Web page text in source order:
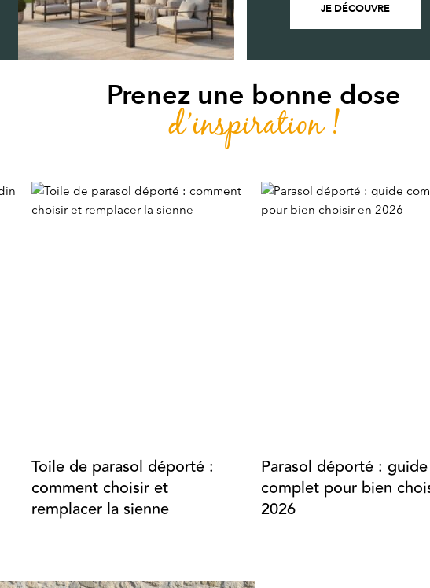
JE DÉCOUVRE
Prenez une bonne dose
d’inspiration !
Toile de parasol déporté :
comment choisir et
remplacer la sienne
Parasol déporté : guide
complet pour bien
2026